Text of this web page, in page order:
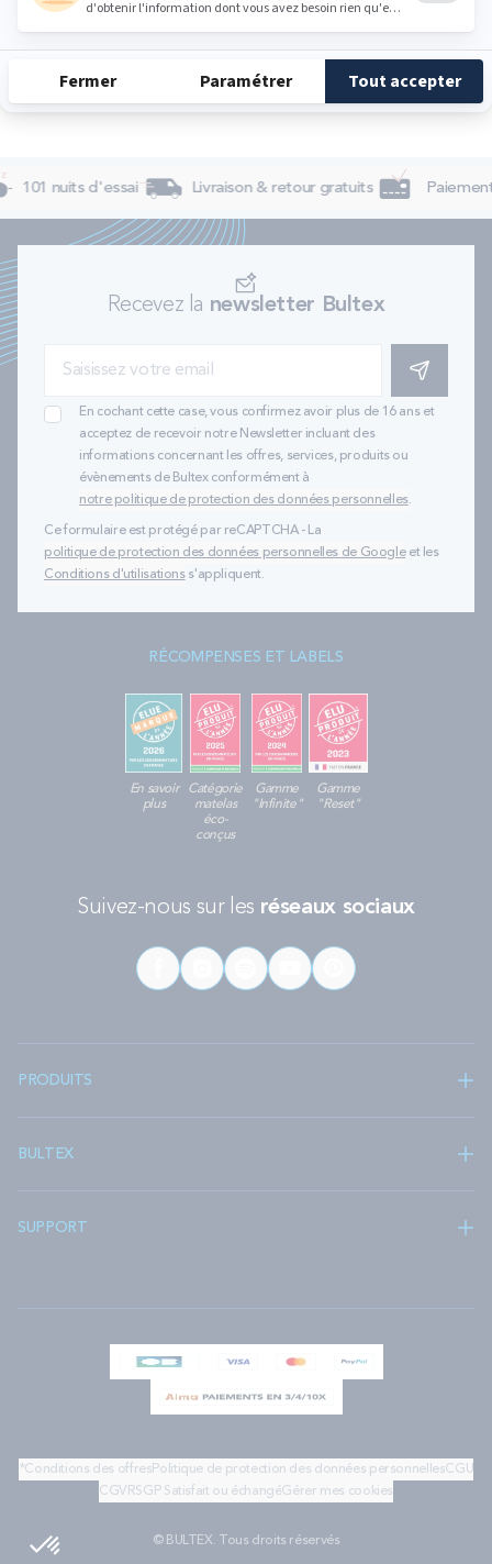
Dimanche Fermé
101 nuits d'essai Livraison & retour gratuits
Recevez la newsletter Bultex
S'INSCRIRE
En cochant cette case, vous confirmez avoir plus de 16 ans et
acceptez de recevoir notre Newsletter incluant des
informations concernant les offres, services, produits ou
évènements de Bultex conformément à
notre politique de protection des données personnelles.
Ce formulaire est protégé par reCAPTCHA - La
politique de protection des données personnelles de Googleet les
Conditions d'utilisationss'appliquent.
RÉCOMPENSES ET LABELS
En savoir
plus
Catégorie
matelas
éco-
conçus
Gamme
"Infinite"
Gamme
"Reset"
Suivez-nous sur les réseaux sociaux
PRODUITS
BULTEX
SUPPORT
*Conditions des offresPolitique de protection des données personnellesCGU
CGV RSGP Satisfait ou échangéGérer mes cookies
© BULTEX. Tous droits réservés